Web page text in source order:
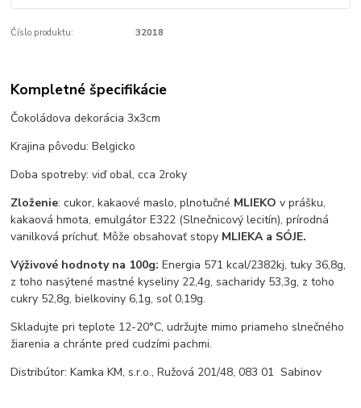
Číslo produktu: 32018
Kompletné špecifikácie
Čokoládova dekorácia 3x3cm
Krajina pôvodu: Belgicko
Doba spotreby: viď obal, cca 2roky
Zloženie: cukor, kakaové maslo, plnotučné MLIEKO v prášku,
kakaová hmota, emulgátor E322 (Slnečnicový lecitín), prírodná
vanilková príchuť. Môže obsahovať stopy MLIEKA a SÓJE.
Výživové hodnoty na 100g: Energia 571 kcal/2382kj, tuky 36,8g,
z toho nasýtené mastné kyseliny 22,4g, sacharidy 53,3g, z toho
cukry 52,8g, bielkoviny 6,1g, soľ 0,19g.
Skladujte pri teplote 12-20°C, udržujte mimo priameho slnečného
žiarenia a chránte pred cudzími pachmi.
Distribútor: Kamka KM, s.r.o., Ružová 201/48, 083 01 Sabinov